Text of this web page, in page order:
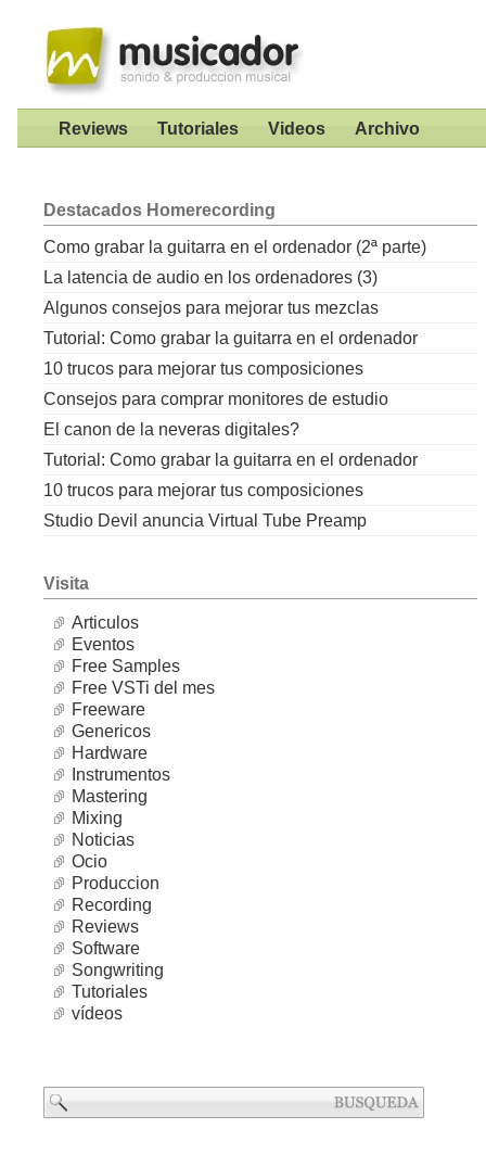
Reviews Tutoriales Videos Archivo
Destacados Homerecording
Como grabar la guitarra en el ordenador (2ª parte)
La latencia de audio en los ordenadores (3)
Algunos consejos para mejorar tus mezclas
Tutorial: Como grabar la guitarra en el ordenador
10 trucos para mejorar tus composiciones
Consejos para comprar monitores de estudio
El canon de la neveras digitales?
Tutorial: Como grabar la guitarra en el ordenador
10 trucos para mejorar tus composiciones
Studio Devil anuncia Virtual Tube Preamp
Visita
Articulos
Eventos
Free Samples
Free VSTi del mes
Freeware
Genericos
Hardware
Instrumentos
Mastering
Mixing
Noticias
Ocio
Produccion
Recording
Reviews
Software
Songwriting
Tutoriales
vídeos